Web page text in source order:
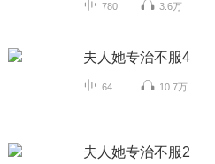
780 3.6万
夫人她专治不服4
64 10.7万
夫人她专治不服2